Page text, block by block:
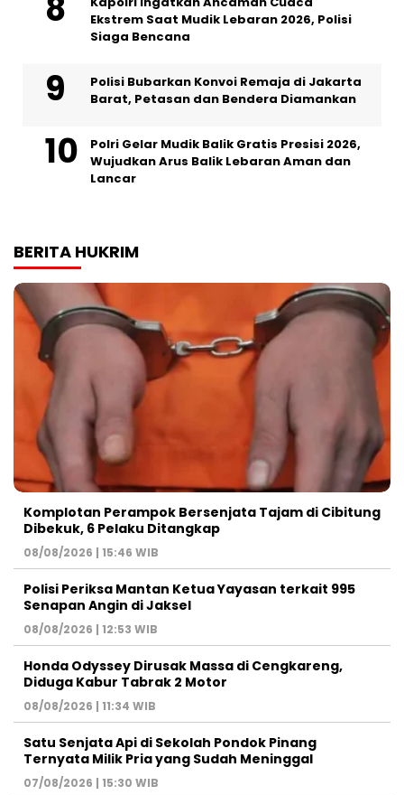
Ekstrem Saat Mudik Lebaran 2026, Polisi
Siaga Bencana
Polisi Bubarkan Konvoi Remaja di Jakarta
Barat, Petasan dan Bendera Diamankan
Polri Gelar Mudik Balik Gratis Presisi 2026,
Wujudkan Arus Balik Lebaran Aman dan
Lancar
BERITA HUKRIM
Komplotan Perampok Bersenjata Tajam di Cibitung
Dibekuk, 6 Pelaku Ditangkap
08/08/2026 | 15:46 WIB
Polisi Periksa Mantan Ketua Yayasan terkait 995
Senapan Angin di Jaksel
08/08/2026 | 12:53 WIB
Honda Odyssey Dirusak Massa di Cengkareng,
Diduga Kabur Tabrak 2 Motor
08/08/2026 | 11:34 WIB
Satu Senjata Api di Sekolah Pondok Pinang
Ternyata Milik Pria yang Sudah Meninggal
07/08/2026 | 15:30 WIB